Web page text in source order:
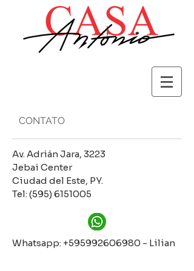
CONTATO
Av. Adrián Jara, 3223
Jebai Center
Ciudad del Este, PY.
Tel:(595) 6151005
Whatsapp:+595992606980 - Lilian